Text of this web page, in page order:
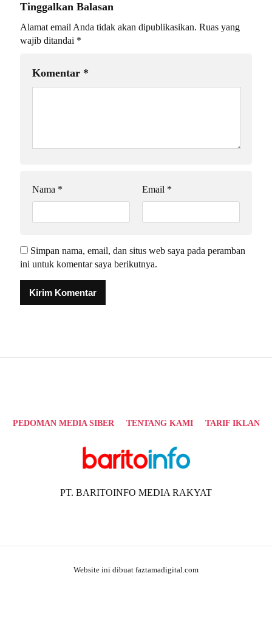
Tinggalkan Balasan
Alamat email Anda tidak akan dipublikasikan. Ruas yang
wajib ditandai *
Komentar *
Nama * Email *
Simpan nama, email, dan situs web saya pada peramban
ini untuk komentar saya berikutnya.
PEDOMAN MEDIA SIBER TENTANG KAMI TARIF IKLAN
PT. BARITOINFO MEDIA RAKYAT
Website ini dibuat faztamadigital.com